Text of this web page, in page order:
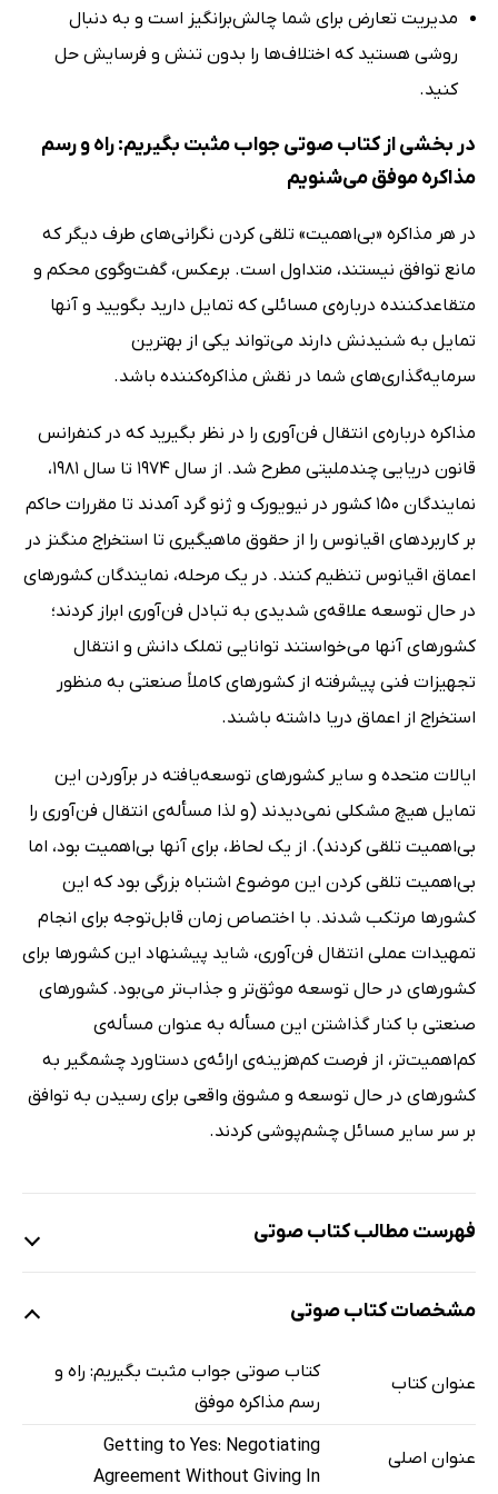
مدیریت تعارض برای شما چالش‌برانگیز است و به دنبال
روشی هستید که اختلاف‌ها را بدون تنش و فرسایش حل
کنید.
در بخشی از کتاب صوتی جواب مثبت بگیریم: راه و رسم
مذاکره موفق می‌شنویم
در هر مذاکره «بی‌اهمیت» تلقی کردن نگرانی‌های طرف دیگر که
مانع توافق نیستند، متداول است. برعکس، گفت‌وگوی محکم و
متقاعدکننده درباره‌ی مسائلی که تمایل دارید بگویید و آنها
تمایل به شنیدنش دارند می‌تواند یکی از بهترین
سرمایه‌گذاری‌های شما در نقش مذاکره‌کننده باشد.
مذاکره درباره‌ی انتقال فن‌آوری را در نظر بگیرید که در کنفرانس
قانون دریایی چندملیتی مطرح شد. از سال 1974 تا سال 1981،
نمایندگان 150 کشور در نیویورک و ژنو گرد آمدند تا مقررات حاکم
بر کاربردهای اقیانوس را از حقوق ماهیگیری تا استخراج منگنز در
اعماق اقیانوس تنظیم کنند. در یک مرحله، نمایندگان کشورهای
در حال توسعه علاقه‌ی شدیدی به تبادل فن‌آوری ابراز کردند؛
کشورهای آنها می‌خواستند توانایی تملک دانش و انتقال
تجهیزات فنی پیشرفته از کشورهای کاملاً صنعتی به منظور
استخراج از اعماق دریا داشته باشند.
ایالات متحده و سایر کشورهای توسعه‌یافته در برآوردن این
تمایل هیچ مشکلی نمی‌دیدند (و لذا مسأله‌ی انتقال فن‌آوری را
بی‌اهمیت تلقی کردند). از یک لحاظ، برای آنها بی‌اهمیت بود، اما
بی‌اهمیت تلقی کردن این موضوع اشتباه بزرگی بود که این
کشورها مرتکب شدند. با اختصاص زمان قابل‌توجه برای انجام
تمهیدات عملی انتقال فن‌آوری، شاید پیشنهاد این کشورها برای
کشورهای در حال توسعه موثق‌تر و جذاب‌تر می‌بود. کشورهای
صنعتی با کنار گذاشتن این مسأله به عنوان مسأله‌ی
کم‌اهمیت‌تر، از فرصت کم‌هزینه‌ی ارائه‌ی دستاورد چشمگیر به
کشورهای در حال توسعه و مشوق واقعی برای رسیدن به توافق
بر سر سایر مسائل چشم‌پوشی کردند.
فهرست مطالب کتاب صوتی
نمونه
8 دقیقه معرفی ـ پیشگفتار مترجم ـ پیشگفتار نویسندگان
بخش اول: مسئله ـ فصل اول: بر سر مواضع چانه نزنید
بخش دوم: روش مذاکره‌ی اصولی ـ فصل دوم: بین افراد و مسئله
مشخصات کتاب صوتی
عنوان کتاب
کتاب صوتی جواب مثبت بگیریم: راه و
رسم مذاکره موفق
عنوان اصلی
Getting to Yes: Negotiating
Agreement Without Giving In